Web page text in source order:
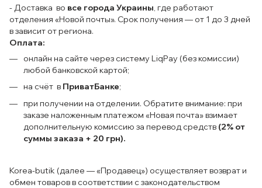
- Доставка во все города Украины, где работают
отделения «Новой почты». Срок получения — от 1 до 3 дней
в зависит от региона.
Оплата:
онлайн на сайте через систему LiqPay (без комиссии)
любой банковской картой;
на счёт в ПриватБанке;
при получении на отделении. Обратите внимание: при
заказе наложенным платежом «Новая почта» взимает
дополнительную комиссию за перевод средств (2% от
суммы заказа + 20 грн).
Korea-butik (далее — «Продавец») осуществляет возврат и
обмен товаров в соответствии с законодательством